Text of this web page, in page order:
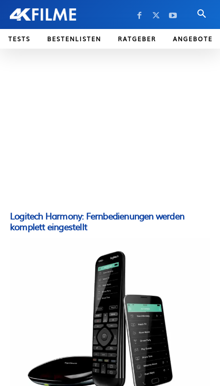
TESTS BESTENLISTEN RATGEBER ANGEBOTE
Logitech Harmony: Fernbedienungen werden
komplett eingestellt